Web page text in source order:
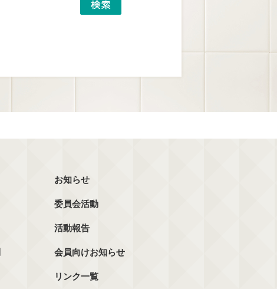
お知らせ
委員会活動
活動報告
会員向けお知らせ
リンク一覧